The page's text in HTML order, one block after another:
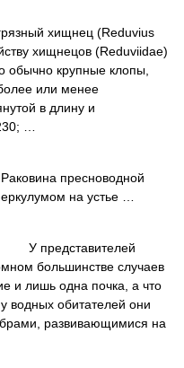
хищнец (Reduvius
хищнецов (Reduviidae)
обычно крупные клопы,
или менее
в длину и
…
пресноводной
на устье …
представителей
большинстве случаев
и лишь одна почка, а что
водных обитателей они
развивающимися на